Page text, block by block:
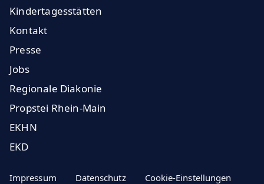
Kindertagesstätten
Kontakt
Presse
Jobs
Regionale Diakonie
Propstei Rhein-Main
EKHN
EKD
Impressum Datenschutz Cookie-Einstellungen